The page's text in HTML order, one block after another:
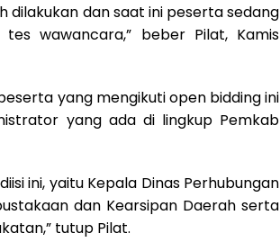
dilakukan dan saat ini peserta sedang
wawancara,” beber Pilat, Kamis
yang mengikuti open bidding ini
yang ada di lingkup Pemkab
ini, yaitu Kepala Dinas Perhubungan
dan Kearsipan Daerah serta
tutup Pilat.